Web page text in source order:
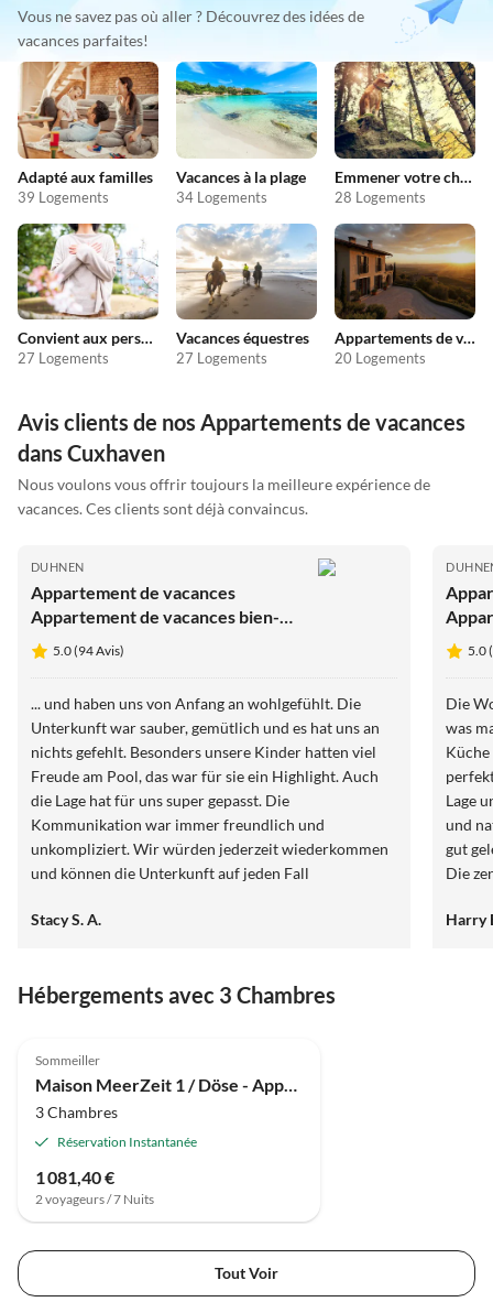
Vous ne savez pas où aller ? Découvrez des idées de
vacances parfaites!
Adapté aux familles
39 Logements
Vacances à la plage
34 Logements
Emmener votre chien en vacances
28 Logements
Convient aux personnes allergiques
27 Logements
Vacances équestres
27 Logements
Appartements de vacances pas chers
20 Logements
Avis clients de nos Appartements de vacances
dans Cuxhaven
Nous voulons vous offrir toujours la meilleure expérience de
vacances. Ces clients sont déjà convaincus.
DUHNEN
Appartement de vacances
Appartement de vacances bien-
être "Perle de la Plage"
5.0 (94 Avis)
... und haben uns von Anfang an wohlgefühlt. Die
Unterkunft war sauber, gemütlich und es hat uns an
nichts gefehlt. Besonders unsere Kinder hatten viel
Freude am Pool, das war für sie ein Highlight. Auch
die Lage hat für uns super gepasst. Die
Kommunikation war immer freundlich und
unkompliziert. Wir würden jederzeit wiederkommen
und können die Unterkunft auf jeden Fall
Stacy S. A.
5.0
Die
was
Lage
und
gut
Die
Harry
Hébergements avec 3 Chambres
Sommeiller
Maison MeerZeit 1 / Döse - Appartement de vacances 3 pièces avec jardin
3 Chambres
Réservation Instantanée
1 081,40 €
2 voyageurs / 7 Nuits
Tout Voir